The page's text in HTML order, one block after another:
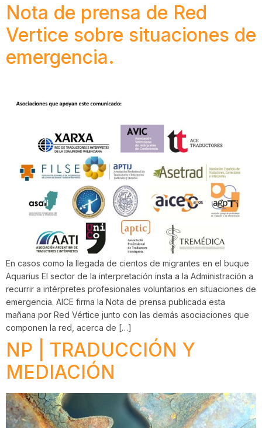
Nota de prensa de Red
Vertice sobre situaciones de
emergencia.
En casos como la llegada de cientos de migrantes en el buque
Aquarius El sector de la interpretación insta a la Administración a
recurrir a intérpretes profesionales voluntarios en situaciones de
emergencia. AICE firma la Nota de prensa publicada esta
mañana por Red Vértice junto con las demás asociaciones que
componen la red, acerca de […]
NP | TRADUCCIÓN Y
MEDIACIÓN